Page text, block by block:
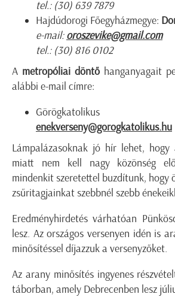
tel.: (30) 639 7879
Hajdúdorogi Főegyházmegye:
e-mail:oroszevike@gmail.com
tel.: (30) 816 0102
A metropóliai döntő hanganyagait
alábbi e-mail címre:
Görögkatolikus
enekverseny@gorogkatolikus.hu
Lámpalázasoknak jó hír lehet,
miatt nem kell nagy közönség
mindenkit szeretettel buzdítunk, hogy
zsűritagjainkat szebbnél szebb
Eredményhirdetés várhatóan
lesz. Az országos versenyen idén is
minősítéssel díjazzuk a versenyzőket.
Az arany minősítés ingyenes
táborban, amely Debrecenben lesz